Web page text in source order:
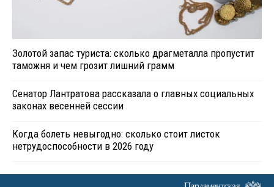
Золотой запас туриста: сколько драгметалла пропустит
таможня и чем грозит лишний грамм
Сенатор Лантратова рассказала о главных социальных
законах весенней сессии
Когда болеть невыгодно: сколько стоит листок
нетрудоспособности в 2026 году